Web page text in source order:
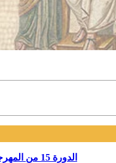
الدورة 15 من المهرجان الدولي لفيلم الطفولة والشباب بسوسة تنطلق يوم الإثنين 6 أفريل